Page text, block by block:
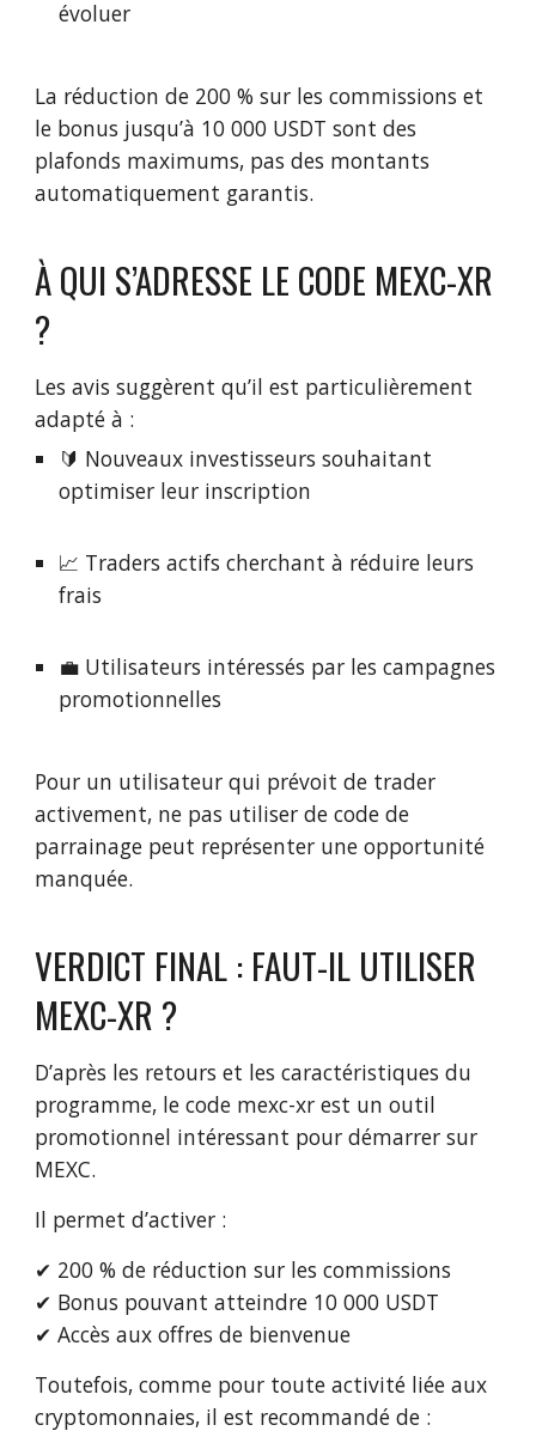
évoluer
La réduction de 200 % sur les commissions et
le bonus jusqu’à 10 000 USDT sont des
plafonds maximums, pas des montants
automatiquement garantis.
À QUI S’ADRESSE LE CODE MEXC-XR
?
Les avis suggèrent qu’il est particulièrement
adapté à :
🔰 Nouveaux investisseurs souhaitant
optimiser leur inscription
📈 Traders actifs cherchant à réduire leurs
frais
💼 Utilisateurs intéressés par les campagnes
promotionnelles
Pour un utilisateur qui prévoit de trader
activement, ne pas utiliser de code de
parrainage peut représenter une opportunité
manquée.
VERDICT FINAL : FAUT-IL UTILISER
MEXC-XR ?
D’après les retours et les caractéristiques du
programme, le code mexc-xr est un outil
promotionnel intéressant pour démarrer sur
MEXC.
Il permet d’activer :
✔ 200 % de réduction sur les commissions
✔ Bonus pouvant atteindre 10 000 USDT
✔ Accès aux offres de bienvenue
Toutefois, comme pour toute activité liée aux
cryptomonnaies, il est recommandé de :